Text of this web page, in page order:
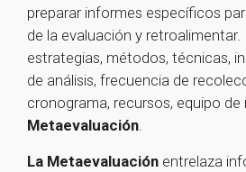
preparar informes específicos
de la evaluación y
estrategias, métodos, técnicas,
de análisis, frecuencia de
cronograma, recursos, equipo
Metaevaluación.
La Metaevaluación entrelaza